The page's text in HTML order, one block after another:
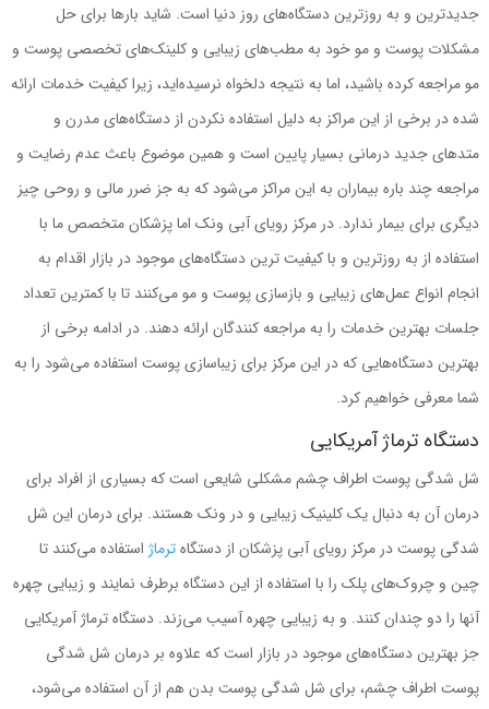
جدیدترین و به روزترین دستگاه‌های روز دنیا است. شاید بارها برای حل
مشکلات پوست و مو خود به مطب‌های زیبایی و کلینک‌های تخصصی پوست و
مو مراجعه کرده‌ باشید، اما به نتیجه دلخواه نرسیده‌اید، زیرا کیفیت خدمات ارائه
شده در برخی از این مراکز به دلیل استفاده نکردن از دستگاه‌های مدرن و
متدهای جدید درمانی بسیار پایین است و همین موضوع باعث عدم رضایت و
مراجعه چند باره بیماران به این مراکز می‌شود که به جز ضرر مالی و روحی چیز
دیگری برای بیمار ندارد. در مرکز رویای آبی ونک اما پزشکان متخصص ما با
استفاده از به روزترین و با کیفیت ترین دستگاه‌های موجود در بازار اقدام به
انجام انواع عمل‌های زیبایی و بازسازی پوست و مو می‌کنند تا با کمترین تعداد
جلسات بهترین خدمات را به مراجعه کنندگان ارائه دهند. در ادامه برخی از
بهترین دستگاه‌هایی که در این مرکز برای زیباسازی پوست استفاده می‌شود را به
شما معرفی خواهیم کرد.
دستگاه ترماژ آمریکایی
شل شدگی پوست اطراف چشم مشکلی شایعی است که بسیاری از افراد برای
درمان آن به دنبال یک کلینیک زیبایی و در ونک هستند. برای درمان این شل
شدگی پوست در مرکز رویای آبی پزشکان از دستگاهترماژ استفاده می‌کنند تا
چین و چروک‌های پلک را با استفاده از این دستگاه برطرف نمایند و زیبایی چهره
آنها را دو چندان کنند. و به زیبایی چهره آسیب می‌زند. دستگاه ترماژ آمریکایی
جز بهترین دستگاه‌های موجود در بازار است که علاوه بر درمان شل شدگی
پوست اطراف چشم، برای شل شدگی پوست بدن هم از آن استفاده می‌شود،